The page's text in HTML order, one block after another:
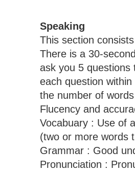
Speaking
This section
There is a 30-
ask you 5 questions
each question
the number of
Flucency and
Vocabuary : Use of
(two or more words
Grammar : Good
Pronunciation :